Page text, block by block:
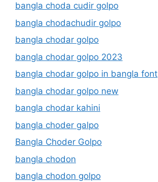
bangla choda cudir golpo
bangla chodachudir golpo
bangla chodar golpo
bangla chodar golpo 2023
bangla chodar golpo in bangla font
bangla chodar golpo new
bangla chodar kahini
bangla choder galpo
Bangla Choder Golpo
bangla chodon
bangla chodon golpo